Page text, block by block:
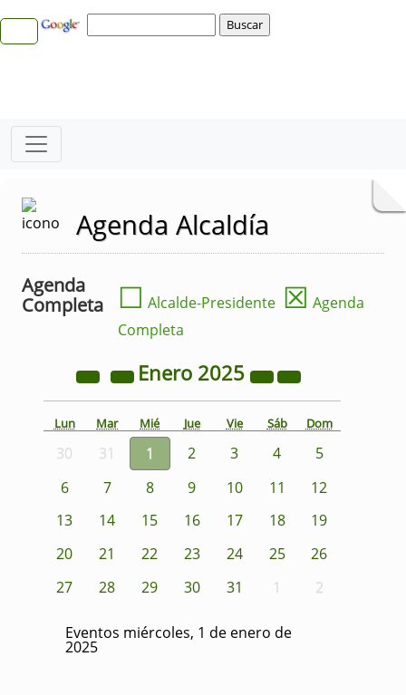
Agenda Alcaldía
Agenda
Completa
☐ Alcalde-Presidente ☒ Agenda
Completa
Enero 2025
Lun Mar Mié Jue Vie Sáb Dom
30 31 1 2 3 4
5
6
7 8 9 10 11
12
13
14 15 16 17 18
19
20
21 22 23 24 25
26
27
28 29 30 31 1 2
Eventos miércoles, 1 de enero de
2025